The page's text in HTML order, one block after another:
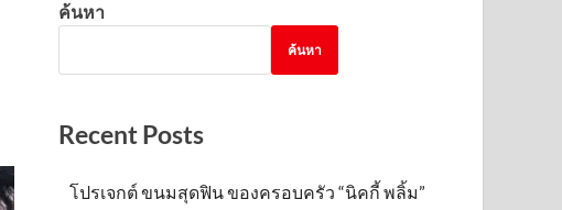
ค้นหา
ค้นหา
Recent Posts
โปรเจกต์ ขนมสุดฟิน ของครอบครัว “นิคกี้ พลิ้ม”